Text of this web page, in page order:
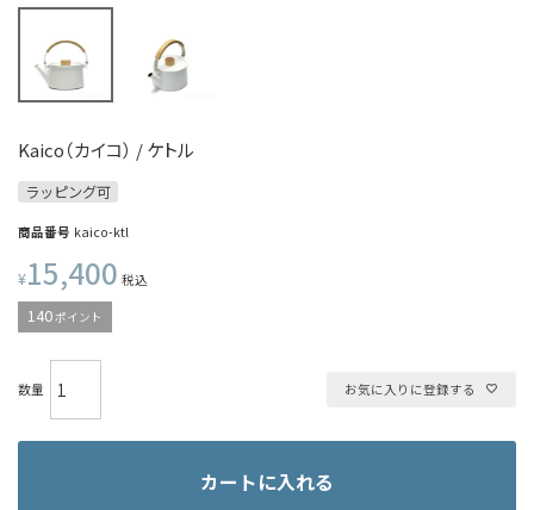
Kaico（カイコ） / ケトル
ラッピング可
商品番号 kaico-ktl
¥15,400 税込
140ポイント
お気に入りに登録する
カートに入れる